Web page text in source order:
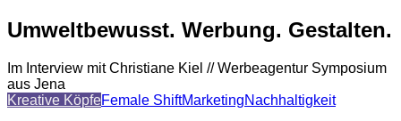
Umweltbewusst. Werbung. Gestalten.
Im Interview mit Christiane Kiel // Werbeagentur Symposium
aus Jena
Kreative KöpfeFemale ShiftMarketingNachhaltigkeit